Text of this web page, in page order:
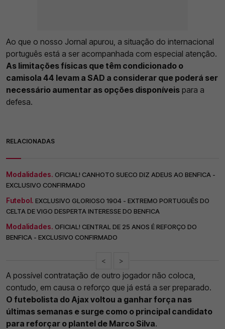
Ao que o nosso Jornal apurou, a situação do internacional
português está a ser acompanhada com especial atenção.
As limitações físicas que têm condicionado o
camisola 44 levam a SAD a considerar que poderá ser
necessário aumentar as opções disponíveis para a
defesa.
RELACIONADAS
Modalidades. OFICIAL! CANHOTO SUECO DIZ ADEUS AO BENFICA -
EXCLUSIVO CONFIRMADO
Futebol. EXCLUSIVO GLORIOSO 1904 - EXTREMO PORTUGUÊS DO
CELTA DE VIGO DESPERTA INTERESSE DO BENFICA
Modalidades. OFICIAL! CENTRAL DE 25 ANOS É REFORÇO DO
BENFICA - EXCLUSIVO CONFIRMADO
< >
A possível contratação de outro jogador não coloca,
contudo, em causa o reforço que já está a ser preparado.
O futebolista do Ajax voltou a ganhar força nas
últimas semanas e surge como o principal candidato
para reforçar o plantel de Marco Silva.